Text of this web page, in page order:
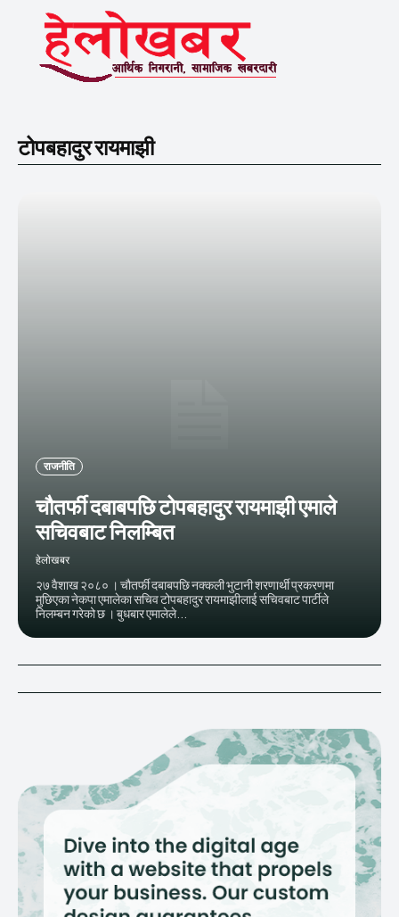
टोपबहादुर रायमाझी
राजनीति
चौतर्फी दबाबपछि टोपबहादुर रायमाझी एमाले
सचिवबाट निलम्बित
हेलाेखबर
२७ वैशाख २०८० । चौतर्फी दबाबपछि नक्कली भुटानी शरणार्थी प्रकरणमा
मुछिएका नेकपा एमालेका सचिव टोपबहादुर रायमाझीलाई सचिवबाट पार्टीले
निलम्बन गरेको छ । बुधबार एमालेले...